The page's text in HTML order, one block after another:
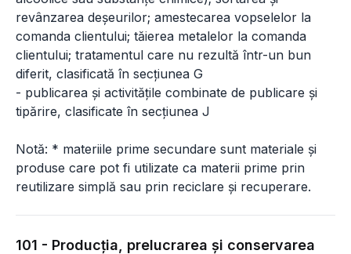
revânzarea deșeurilor; amestecarea vopselelor la
comanda clientului; tăierea metalelor la comanda
clientului; tratamentul care nu rezultă într-un bun
diferit, clasificată în secțiunea G
- publicarea și activitățile combinate de publicare și
tipărire, clasificate în secțiunea J
Notă: * materiile prime secundare sunt materiale și
produse care pot fi utilizate ca materii prime prin
reutilizare simplă sau prin reciclare și recuperare.
101 - Producţia, prelucrarea şi conservarea